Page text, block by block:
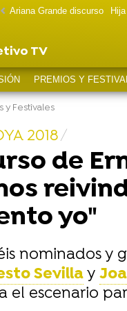
Ariana Grande discurso
TV
PREMIOS Y
y Festivales
2018
de
yo"
nominados y
Sevillay
el escenario